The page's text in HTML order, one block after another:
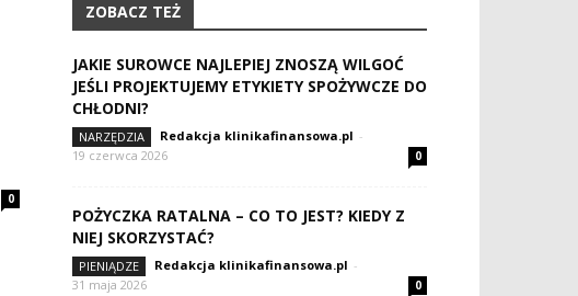
0
ZOBACZ TEŻ
JAKIE SUROWCE NAJLEPIEJ ZNOSZĄ WILGOĆ
JEŚLI PROJEKTUJEMY ETYKIETY SPOŻYWCZE DO
CHŁODNI?
NARZĘDZIA Redakcja klinikafinansowa.pl -
19 czerwca 2026
0
POŻYCZKA RATALNA – CO TO JEST? KIEDY Z
NIEJ SKORZYSTAĆ?
PIENIĄDZE Redakcja klinikafinansowa.pl -
31 maja 2026
0